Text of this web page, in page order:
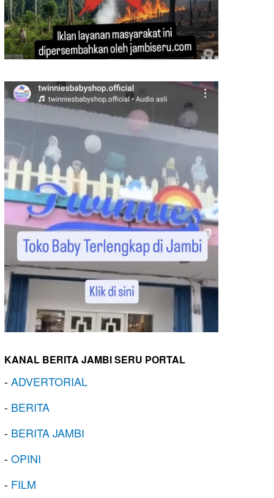
KANAL BERITA JAMBI SERU PORTAL
-ADVERTORIAL
- BERITA
- BERITA JAMBI
-OPINI
- FILM